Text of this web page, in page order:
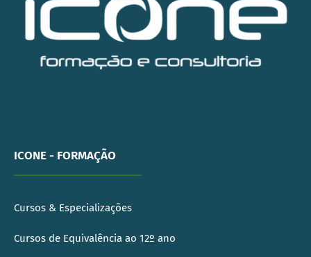
ICONE - FORMAÇÃO
Cursos & Especializações
Cursos de Equivalência ao 12º ano